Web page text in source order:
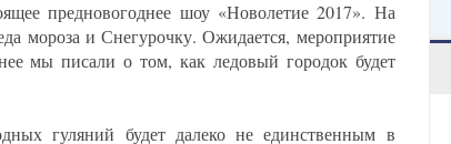
предновогоднее шоу «Новолетие 2017». На
мороза и Снегурочку. Ожидается, мероприятие
мы писали о том, как ледовый городок будет
гуляний будет далеко не единственным в